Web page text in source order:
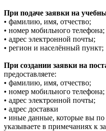
При подаче заявки на
• фамилию, имя, отчество;
• номер мобильного телефона;
• адрес электронной почты;
• регион и населённый пункт;
При создании заявки на
предоставляете:
• фамилию, имя, отчество;
• номер мобильного телефона;
• адрес электронной почты;
• адрес доставки
• иные данные, которые вы
указываете в примечаниях к